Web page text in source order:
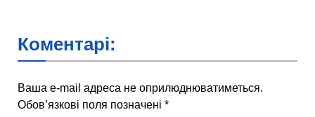
Коментарі:
Ваша e-mail адреса не оприлюднюватиметься.
Обов’язкові поля позначені *